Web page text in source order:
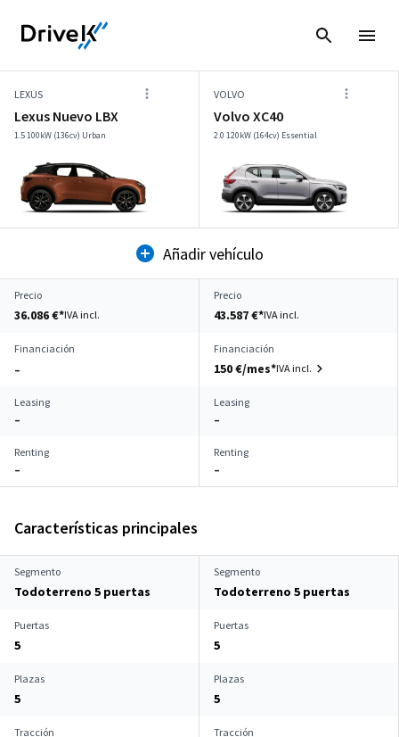
LEXUS
Lexus Nuevo LBX
1.5 100kW (136cv) Urban
VOLVO
Volvo XC40
2.0 120kW (164cv) Essential
Añadir vehículo
Precio
36.086 €*IVA incl.
Precio
43.587 €*IVA incl.
Financiación
–
Financiación
150 €/mes*IVA incl.
Leasing
–
Leasing
–
Renting
–
Renting
–
Características principales
Segmento
Todoterreno 5 puertas
Segmento
Todoterreno 5 puertas
Puertas
5
Puertas
5
Plazas
5
Plazas
5
Tracción Tracción